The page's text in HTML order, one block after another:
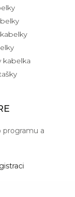
kabelka
programu a